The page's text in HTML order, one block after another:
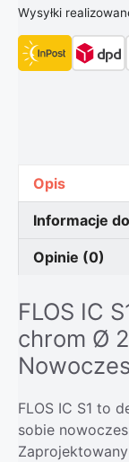
Wysyłki
Opis
Informacje
Opinie (0)
FLOS IC
chrom Ø
FLOS IC S1 to
sobie